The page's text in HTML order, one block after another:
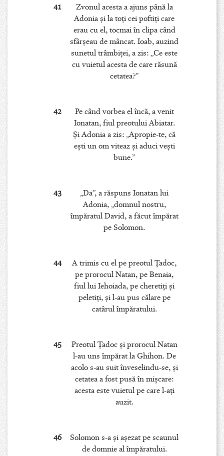
41
Zvonul acesta a ajuns până la
Adonia şi la toţi cei poftiţi care
erau cu el, tocmai în clipa când
sfârşeau de mâncat. Ioab, auzind
sunetul trâmbiţei, a zis: „Ce este
cu vuietul acesta de care răsună
cetatea?”
42
Pe când vorbea el încă, a venit
Ionatan, fiul preotului Abiatar.
Şi Adonia a zis: „Apropie-te, că
eşti un om viteaz şi aduci veşti
bune.”
43
„Da”, a răspuns Ionatan lui
Adonia, „domnul nostru,
împăratul David, a făcut împărat
pe Solomon.
44
A trimis cu el pe preotul Ţadoc,
pe prorocul Natan, pe Benaia,
fiul lui Iehoiada, pe cheretiţi şi
peletiţi, şi l-au pus călare pe
catârul împăratului.
45
Preotul Ţadoc şi prorocul Natan
l-au uns împărat la Ghihon. De
acolo s-au suit înveselindu-se, şi
cetatea a fost pusă în mişcare:
acesta este vuietul pe care l-aţi
auzit.
46
Solomon s-a şi aşezat pe scaunul
de domnie al împăratului.